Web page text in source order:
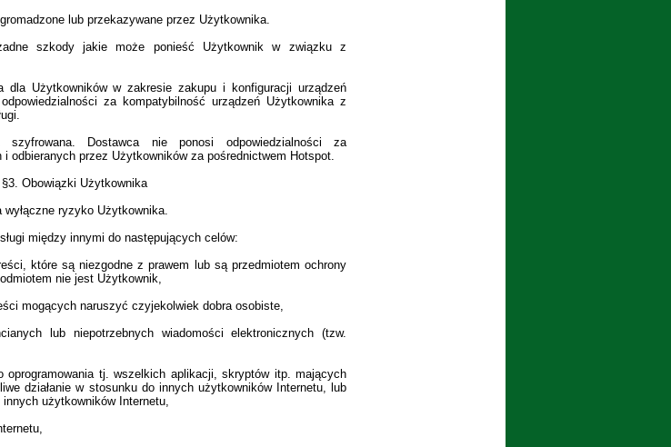
lub przekazywane przez Użytkownika.
szkody jakie może ponieść Użytkownik w związku z
dla Użytkowników w zakresie zakupu i konfiguracji urządzeń
za kompatybilność urządzeń Użytkownika z
Dostawca nie ponosi odpowiedzialności za
odbieranych przez Użytkowników za pośrednictwem Hotspot.
§3. Obowiązki Użytkownika
ryzyko Użytkownika.
między innymi do następujących celów:
które są niezgodne z prawem lub są przedmiotem ochrony
nie jest Użytkownik,
mogących naruszyć czyjekolwiek dobra osobiste,
lub niepotrzebnych wiadomości elektronicznych (tzw.
oprogramowania tj. wszelkich aplikacji, skryptów itp. mających
działanie w stosunku do innych użytkowników Internetu, lub
użytkowników Internetu,